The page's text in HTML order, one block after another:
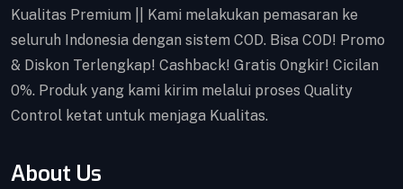
Kualitas Premium || Kami melakukan pemasaran ke
seluruh Indonesia dengan sistem COD. Bisa COD! Promo
& Diskon Terlengkap! Cashback! Gratis Ongkir! Cicilan
0%. Produk yang kami kirim melalui proses Quality
Control ketat untuk menjaga Kualitas.
About Us